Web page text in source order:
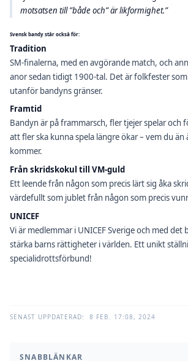
SNABBLÄNKAR
motsatsen till ”både och” är likformighet.”
Svensk bandy står också för:
Tradition
SM-finalerna, med en avgörande match, och
anor sedan tidigt 1900-tal. Det är folkfester
utanför bandyns gränser.
Framtid
Bandyn är på frammarsch, fler tjejer spelar
att fler ska kunna spela längre ökar – vem du än
kommer.
Från skridskokul till VM-guld
Ett leende från någon som precis lärt sig åka
värdefullt som jublet från någon som precis
UNICEF
Vi är medlemmar i UNICEF Sverige och med
stärka barns rättigheter i världen. Ett unikt
specialidrottsförbund!
SENAST UPPDATERAD: 8 FEB. 17:08, 2024